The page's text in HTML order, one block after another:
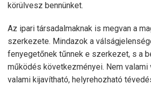
körülvesz bennünket.
Az ipari társadalmaknak is megvan a
szerkezete. Mindazok a
fenyegetőnek tűnnek e szerkezet, s a
működés következményei. Nem valami
valami kijavítható, helyrehozható